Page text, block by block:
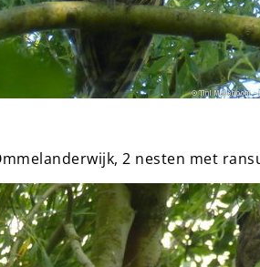
2 nesten met